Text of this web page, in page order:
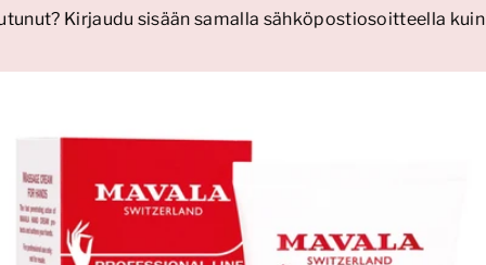
Kirjaudu sisään samalla sähköpostiosoitteella kuin